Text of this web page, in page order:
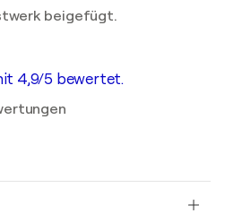
beigefügt.
4,9/5 bewertet.